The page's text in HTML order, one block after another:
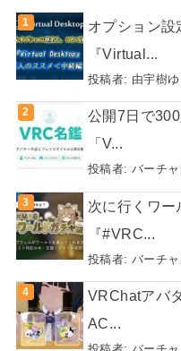
オプション設
『Virtual...
投稿者: 由宇樹ゆ
公開7日で
「V...
投稿者: バーチ
次に行くワー
『#VRC...
投稿者: バーチ
VRChatアバ
AC...